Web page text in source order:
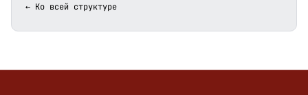
← Ко всей структуре